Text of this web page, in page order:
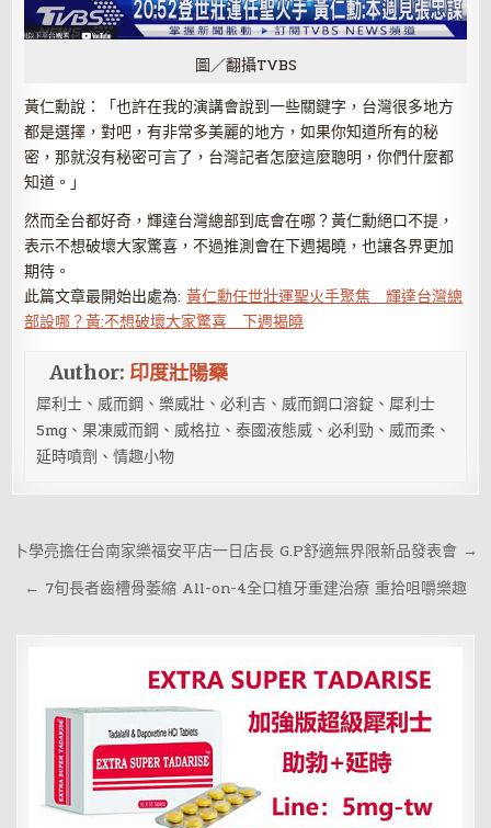
圖／翻攝TVBS
黃仁勳說：「也許在我的演講會說到一些關鍵字，台灣很多地方
都是選擇，對吧，有非常多美麗的地方，如果你知道所有的秘
密，那就沒有秘密可言了，台灣記者怎麼這麼聰明，你們什麼都
知道。」
然而全台都好奇，輝達台灣總部到底會在哪？黃仁勳絕口不提，
表示不想破壞大家驚喜，不過推測會在下週揭曉，也讓各界更加
期待。
此篇文章最開始出處為:黃仁勳任世壯運聖火手聚焦 輝達台灣總
部設哪？黃:不想破壞大家驚喜 下週揭曉
Author: 印度壯陽藥
犀利士、威而鋼、樂威壯、必利吉、威而鋼口溶錠、犀利士
5mg、果凍威而鋼、威格拉、泰國液態威、必利勁、威而柔、
延時噴劑、情趣小物
文
章
覽
卜學亮擔任台南家樂福安平店一日店長 G.P舒適無界限新品發表會 →
← 7旬長者齒槽骨萎縮 All-on-4全口植牙重建治療 重拾咀嚼樂趣